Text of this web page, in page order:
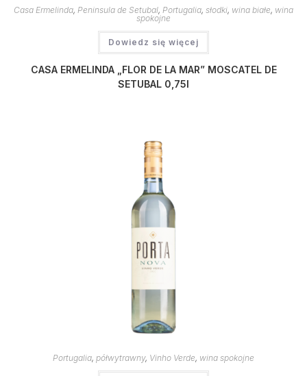
Casa Ermelinda, Peninsula de Setubal, Portugalia, słodki, wina białe, wina
spokojne
Dowiedz się więcej
CASA ERMELINDA „FLOR DE LA MAR” MOSCATEL DE
SETUBAL 0,75l
Portugalia, półwytrawny, Vinho Verde, wina spokojne